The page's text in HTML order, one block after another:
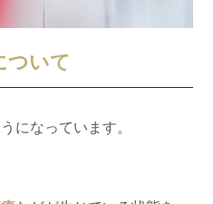
ついて
になっています。